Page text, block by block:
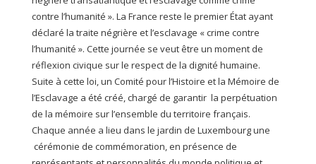
contre l’humanité ». La France reste le premier État ayant
déclaré la traite négrière et l’esclavage « crime contre
l’humanité ». Cette journée se veut être un moment de
réflexion civique sur le respect de la dignité humaine.
Suite à cette loi, un Comité pour l’Histoire et la Mémoire de
l’Esclavage a été créé, chargé de garantir la perpétuation
de la mémoire sur l’ensemble du territoire français.
Chaque année a lieu dans le jardin de Luxembourg une
cérémonie de commémoration, en présence de